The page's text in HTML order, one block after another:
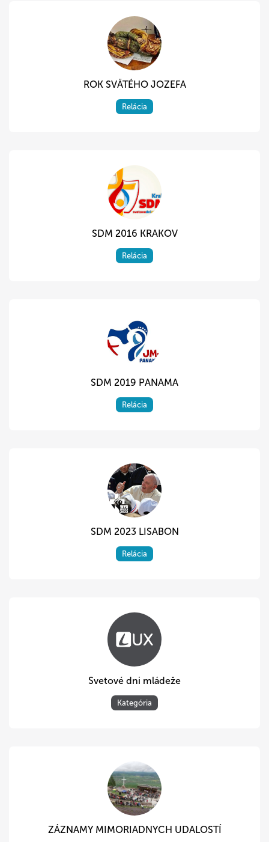
ROK SVÄTÉHO JOZEFA
Relácia
SDM 2016 KRAKOV
Relácia
SDM 2019 PANAMA
Relácia
SDM 2023 LISABON
Relácia
Svetové dni mládeže
Kategória
ZÁZNAMY MIMORIADNYCH UDALOSTÍ